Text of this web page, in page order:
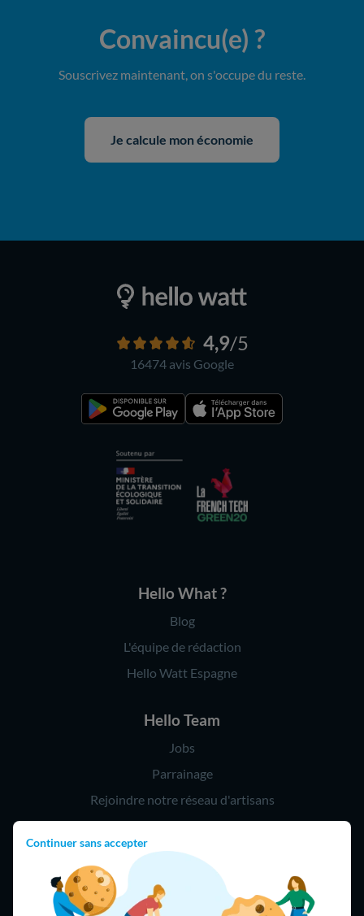
Continuer sans accepter
Convaincu(e) ?
Souscrivez maintenant, on s'occupe du reste.
Je calcule mon économie
4,9/5
16474 avis Google
Hello What ?
Blog
L'équipe de rédaction
Hello Watt Espagne
Hello Team
Jobs
Parrainage
Rejoindre notre réseau d'artisans
Hello !
09 75 18 60 60
(8h-21h)
75018 Paris